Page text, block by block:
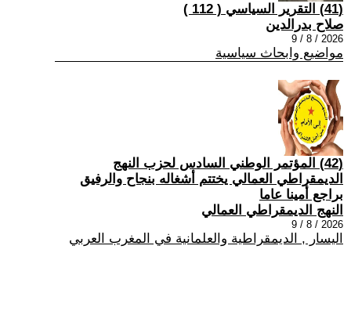
(41) التقرير السياسي ( 112 )
صلاح بدرالدين
2026 / 8 / 9
مواضيع وابحاث سياسية
(42) المؤتمر الوطني السادس لحزب النهج
الديمقراطي العمالي يختتم أشغاله بنجاح والرفيق
براجع أمينا عاما
النهج الديمقراطي العمالي
2026 / 8 / 9
اليسار , الديمقراطية والعلمانية في المغرب العربي